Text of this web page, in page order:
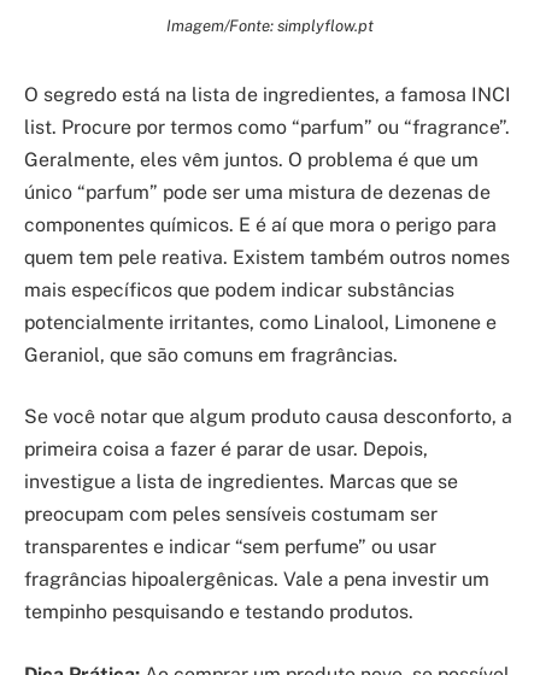
Imagem/Fonte: simplyflow.pt
O segredo está na lista de ingredientes, a famosa INCI
list. Procure por termos como “parfum” ou “fragrance”.
Geralmente, eles vêm juntos. O problema é que um
único “parfum” pode ser uma mistura de dezenas de
componentes químicos. E é aí que mora o perigo para
quem tem pele reativa. Existem também outros nomes
mais específicos que podem indicar substâncias
potencialmente irritantes, como Linalool, Limonene e
Geraniol, que são comuns em fragrâncias.
Se você notar que algum produto causa desconforto, a
primeira coisa a fazer é parar de usar. Depois,
investigue a lista de ingredientes. Marcas que se
preocupam com peles sensíveis costumam ser
transparentes e indicar “sem perfume” ou usar
fragrâncias hipoalergênicas. Vale a pena investir um
tempinho pesquisando e testando produtos.